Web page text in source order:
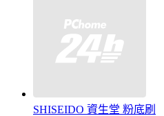
SHISEIDO 資生堂 粉底刷